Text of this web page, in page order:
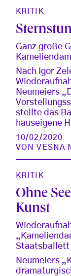
KRITIK
Ganz große
Nach Igor
Neumeiers
stellte das
hauseigene
10/02/2020
VONVESNA
KRITIK
Ohne
Kunst
Staatsballett
Neumeiers